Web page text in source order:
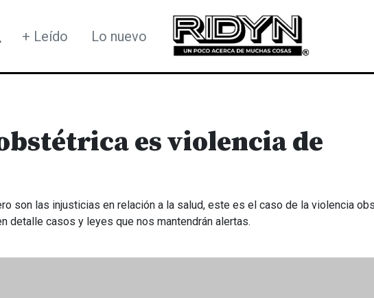
+ Leído Lo nuevo
es violencia de
son las injusticias en relación a la salud, este es el caso de la violencia
detalle casos y leyes que nos mantendrán alertas.